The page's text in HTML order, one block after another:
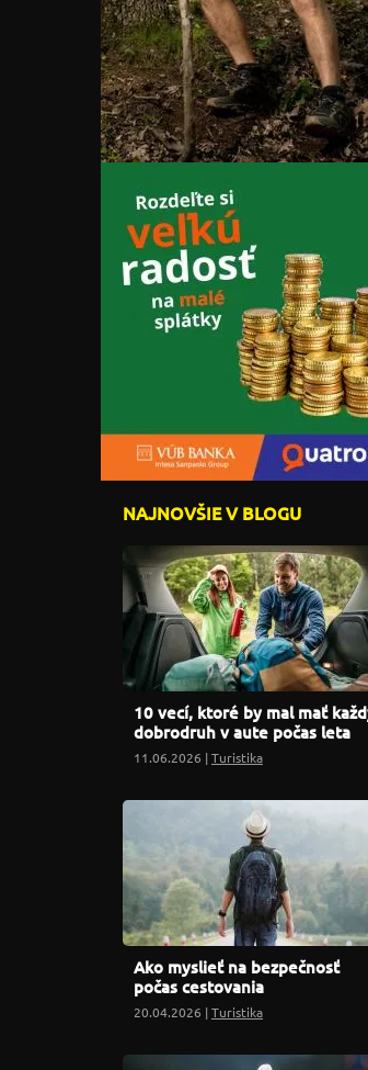
NAJNOVŠIE V BLOGU
10 vecí, ktoré by mal mať
dobrodruh v aute počas leta
11.06.2026 |Turistika
Ako myslieť na bezpečnosť
počas cestovania
20.04.2026 |Turistika